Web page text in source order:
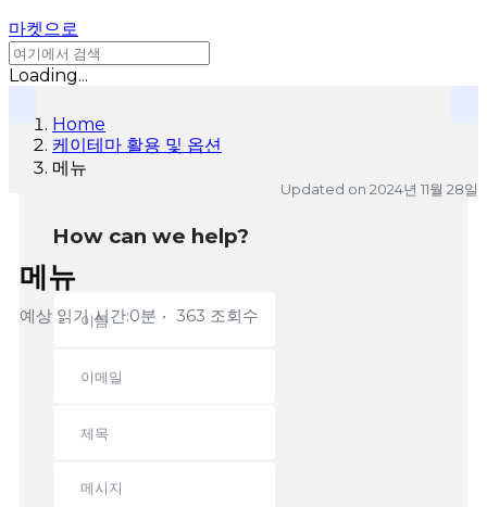
마켓으로
Loading...
Home
케이테마 활용 및 옵션
메뉴
Updated on 2024년 11월 28일
메뉴
예상 읽기 시간:0분 363 조회수
How can we help?